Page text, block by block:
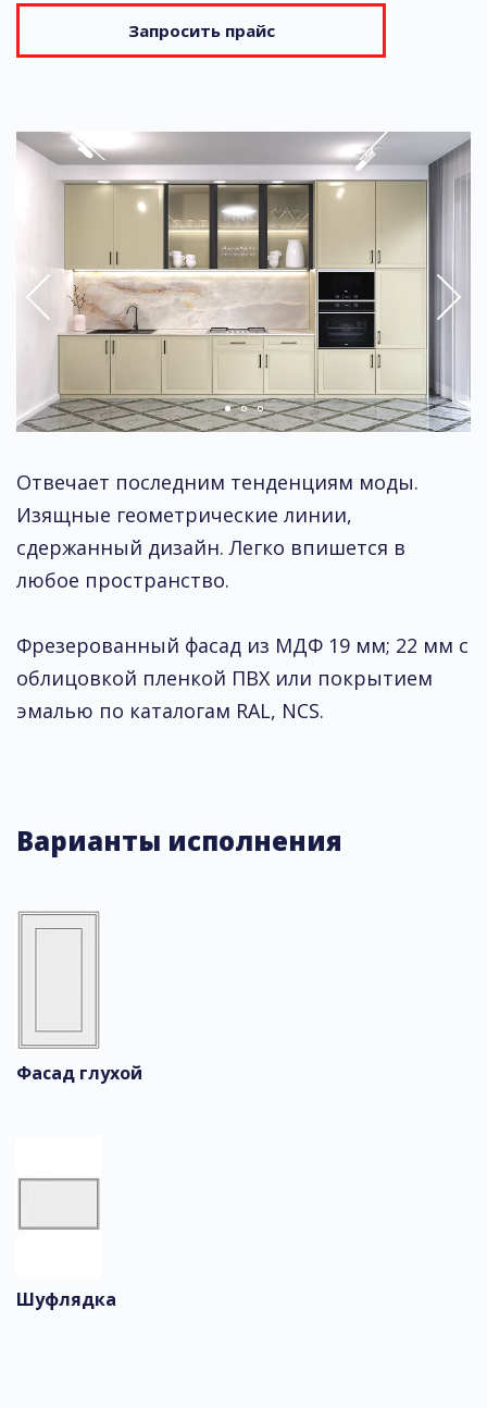
Запросить прайс
Отвечает последним тенденциям моды.
Изящные геометрические линии,
сдержанный дизайн. Легко впишется в
любое пространство.
Фрезерованный фасад из МДФ 19 мм; 22 мм с
облицовкой пленкой ПВХ или покрытием
эмалью по каталогам RAL, NCS.
Варианты исполнения
Фасад глухой
Шуфлядка